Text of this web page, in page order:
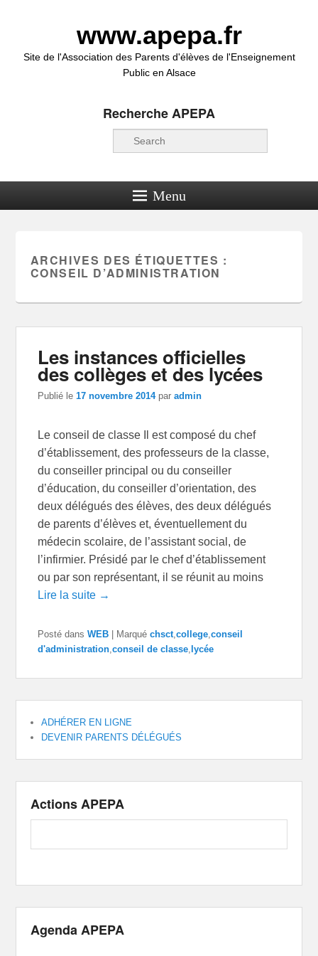
www.apepa.fr
Site de l'Association des Parents d'élèves de l'Enseignement
Public en Alsace
Recherche APEPA
Recherche
Menu
ARCHIVES DES ÉTIQUETTES :
CONSEIL D’ADMINISTRATION
Les instances officielles
des collèges et des lycées
Publié le17 novembre 2014 paradmin
Le conseil de classe Il est composé du chef
d’établissement, des professeurs de la classe,
du conseiller principal ou du conseiller
d’éducation, du conseiller d’orientation, des
deux délégués des élèves, des deux délégués
de parents d’élèves et, éventuellement du
médecin scolaire, de l’assistant social, de
l’infirmier. Présidé par le chef d’établissement
ou par son représentant, il se réunit au moins
Lire la suite →
Posté dans WEB Marqué chsct ,college ,conseil
d'administration ,conseil de classe lycée
ADHÉRER EN LIGNE
DEVENIR PARENTS DÉLÉGUÉS
Actions APEPA
Agenda APEPA